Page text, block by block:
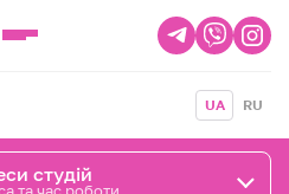
UA RU
студій